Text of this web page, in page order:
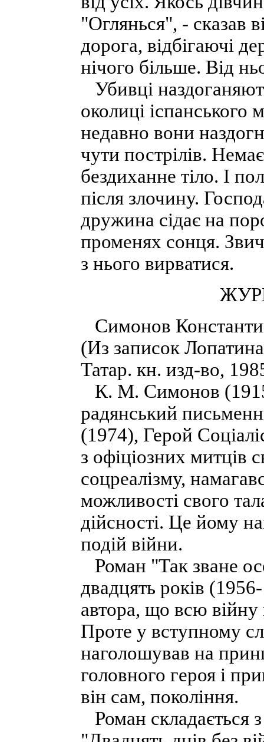
"Оглянься", - сказав
дорога, відбігаючі
нічого більше. Від
Убивці
околиці
недавно вони
чути пострілів.
бездиханне тіло. І
після злочину.
дружина сідає на
променях сонця.
з нього вирватися.
Симонов
(Из записок
Татар. кн. изд-во,
К. М. Симонов
радянський
(1974), Герой
з офіціозних
соцреалізму,
можливості свого
дійсності. Це йому
подій війни.
Роман "Так зване
двадцять років
автора, що всю війну
Проте у вступному
наголошував на
головного героя і
він сам, покоління.
Роман складається